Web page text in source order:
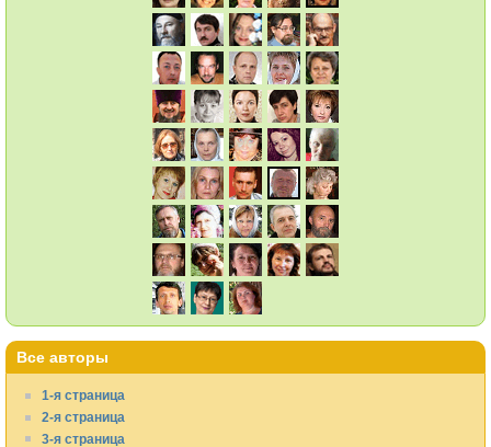
Все авторы
1-я страница
2-я страница
3-я страница